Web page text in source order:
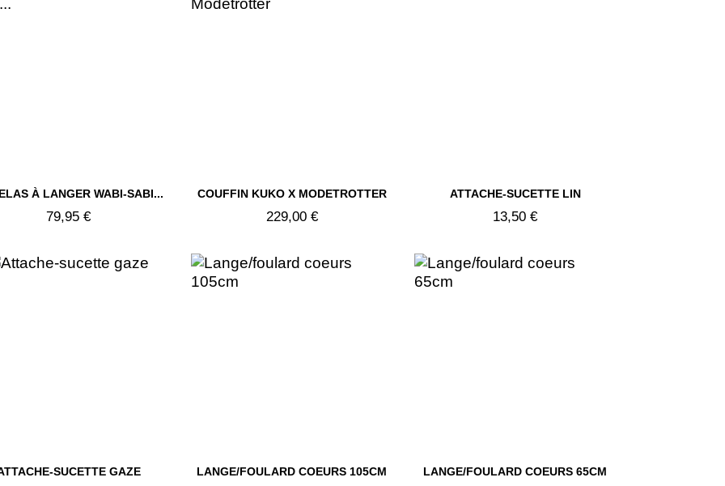
À LANGER WABI-SABI...
79,95 €
Aperçu rapide COUFFIN KUKO X MODETROTTER
229,00 €
Aperçu rapide ATTACHE-SUCETTE LIN
13,50 €
Aperçu rapide
SUCETTE GAZE
Aperçu rapide LANGE/FOULARD COEURS 105CM
Aperçu rapide LANGE/FOULARD COEURS 65CM
Aperçu rapide